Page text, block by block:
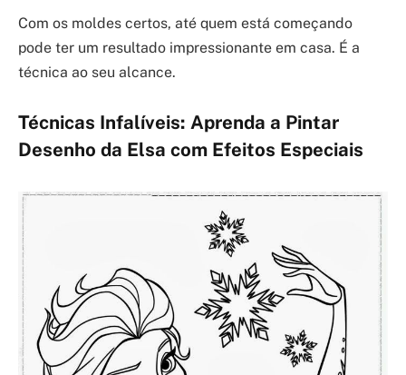
Com os moldes certos, até quem está começando
pode ter um resultado impressionante em casa. É a
técnica ao seu alcance.
Técnicas Infalíveis: Aprenda a Pintar
Desenho da Elsa com Efeitos Especiais